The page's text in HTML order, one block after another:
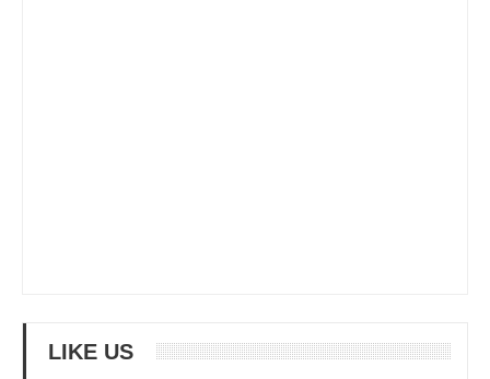
LIKE US